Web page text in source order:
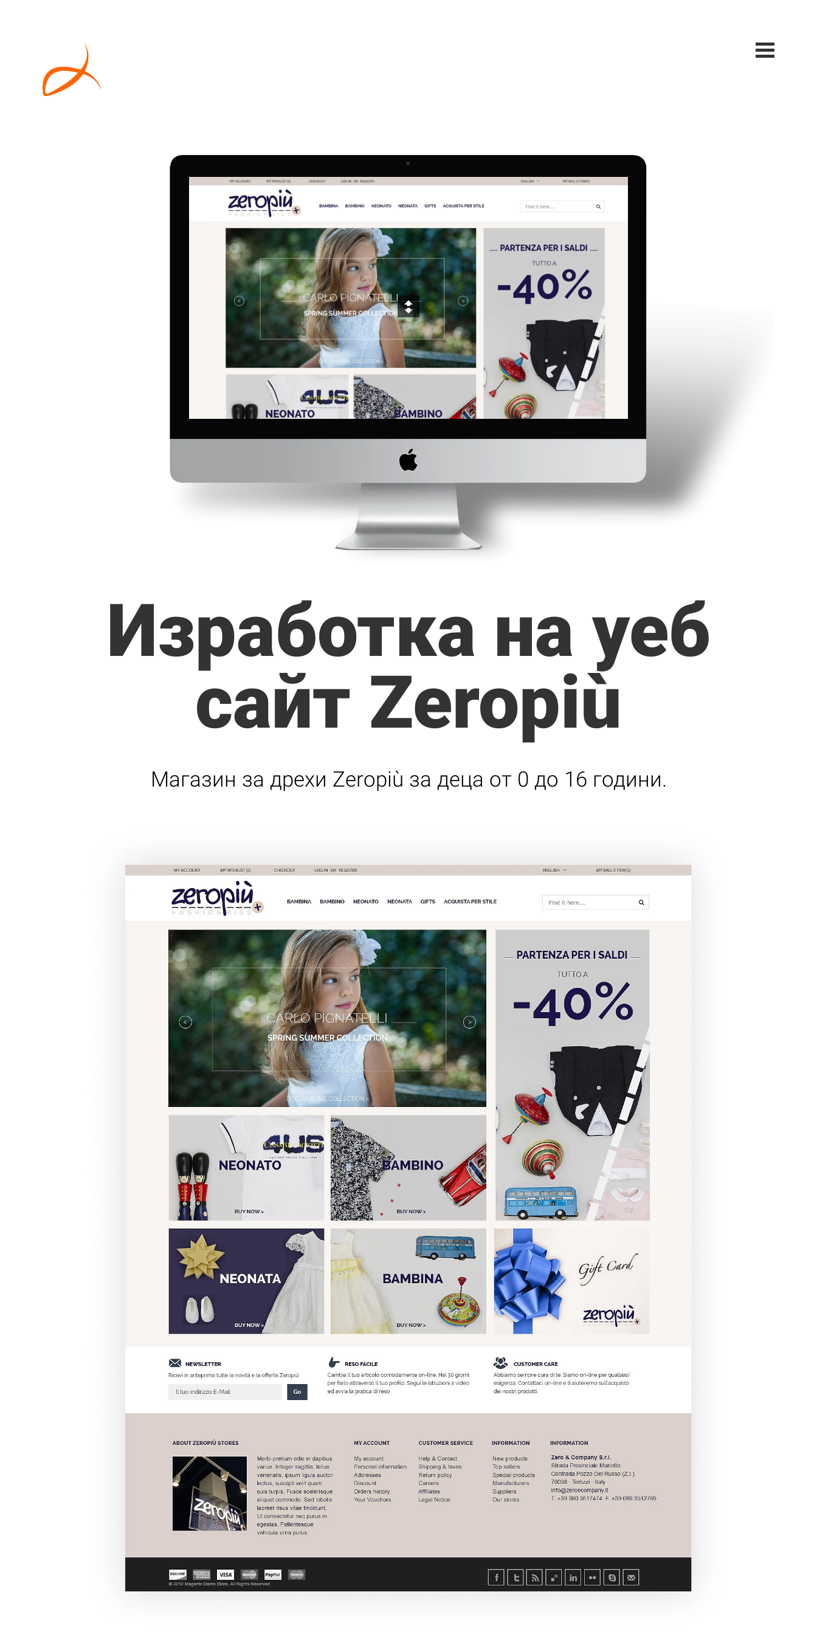
Изработка на уеб
сайт Zeropiù
Магазин за дрехи Zeropiù за деца от 0 до 16 години.